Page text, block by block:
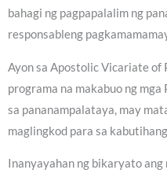
bahagi ng pagpapalalim ng
responsableng
Ayon sa Apostolic Vicariate of
programa na makabuo ng
sa pananampalataya, may
maglingkod para sa
Inanyayahan ng bikaryato